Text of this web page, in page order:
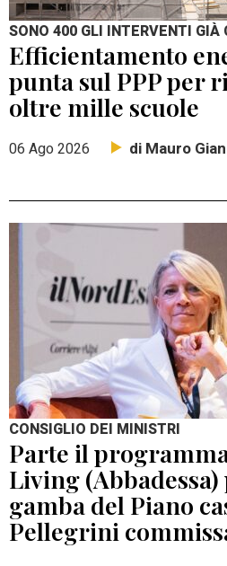
SONO 400 GLI INTERVENTI GIÀ
Efficientamento
punta sul PPP per
oltre mille scuole
06 Ago 2026 di Mauro
CONSIGLIO DEI MINISTRI
Parte il
Living
gamba del Piano
Pellegrini